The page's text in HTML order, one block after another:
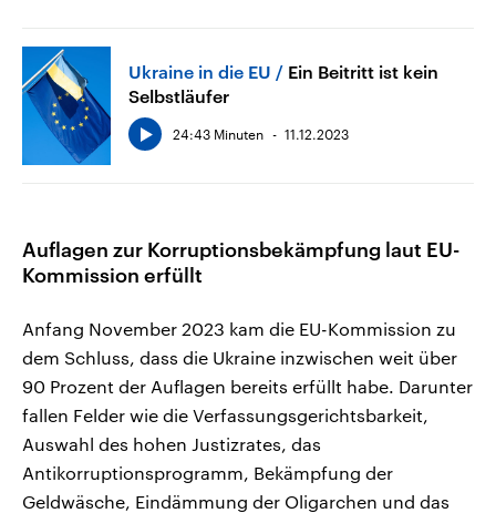
Ukraine in die EU
Ein Beitritt ist kein
Selbstläufer
24:43 Minuten 11.12.2023
Auflagen zur Korruptionsbekämpfung laut EU-
Kommission erfüllt
Anfang November 2023 kam die EU-Kommission zu
dem Schluss, dass die Ukraine inzwischen weit über
90 Prozent der Auflagen bereits erfüllt habe. Darunter
fallen Felder wie die Verfassungsgerichtsbarkeit,
Auswahl des hohen Justizrates, das
Antikorruptionsprogramm, Bekämpfung der
Geldwäsche, Eindämmung der Oligarchen und das